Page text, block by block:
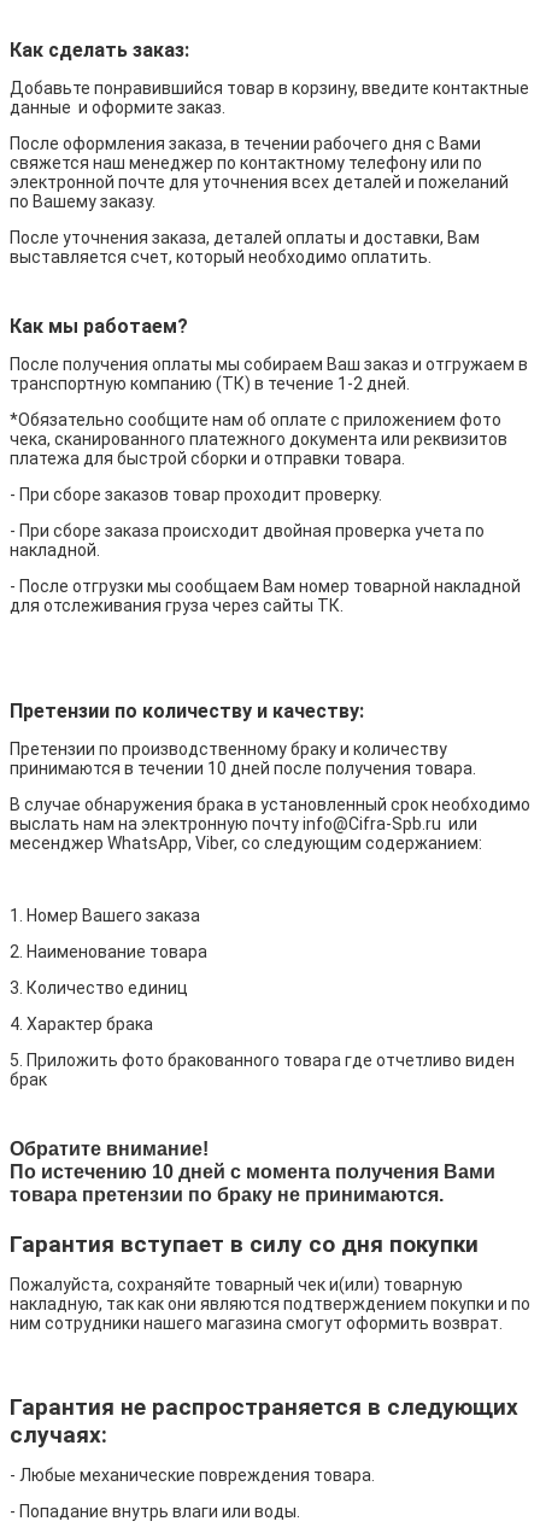
Как сделать заказ:
Добавьте понравившийся товар в корзину, введите контактные
данные и оформите заказ.
После оформления заказа, в течении рабочего дня с Вами
свяжется наш менеджер по контактному телефону или по
электронной почте для уточнения всех деталей и пожеланий
по Вашему заказу.
После уточнения заказа, деталей оплаты и доставки, Вам
выставляется счет, который необходимо оплатить.
Как мы работаем?
После получения оплаты мы собираем Ваш заказ и отгружаем в
транспортную компанию (ТК) в течение 1-2 дней.
*Обязательно сообщите нам об оплате с приложением фото
чека, сканированного платежного документа или реквизитов
платежа для быстрой сборки и отправки товара.
- При сборе заказов товар проходит проверку.
- При сборе заказа происходит двойная проверка учета по
накладной.
- После отгрузки мы сообщаем Вам номер товарной накладной
для отслеживания груза через сайты ТК.
Претензии по количеству и качеству:
Претензии по производственному браку и количеству
принимаются в течении 10 дней после получения товара.
В случае обнаружения брака в установленный срок необходимо
выслать нам на электронную почту info@Cifra-Spb.ru или
месенджер WhatsApp, Viber, со следующим содержанием:
1. Номер Вашего заказа
2. Наименование товара
3. Количество единиц
4. Характер брака
5. Приложить фото бракованного товара где отчетливо виден
брак
Обратите внимание!
По истечению 10 дней с момента получения Вами
товара претензии по браку не принимаются.
Гарантия вступает в силу со дня покупки
Пожалуйста, сохраняйте товарный чек и(или) товарную
накладную, так как они являются подтверждением покупки и по
ним сотрудники нашего магазина смогут оформить возврат.
Гарантия не распространяется в следующих
случаях:
- Любые механические повреждения товара.
- Попадание внутрь влаги или воды.